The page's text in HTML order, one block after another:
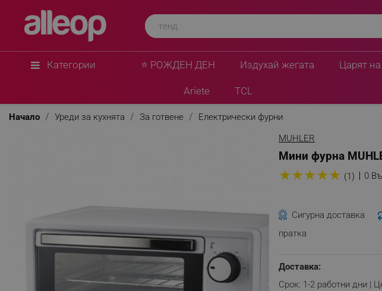
Категории ⭐ РОЖДЕН ДЕН Издухай жегата Царят
Ariete TCL
Начало Уреди за кухнята За готвене
Електрически фурни
MUHLER
Мини фурна
★★★★★ (1) 0
Сигурна доставка
пратка
Доставка:
Срок: 1-2 работни дни |